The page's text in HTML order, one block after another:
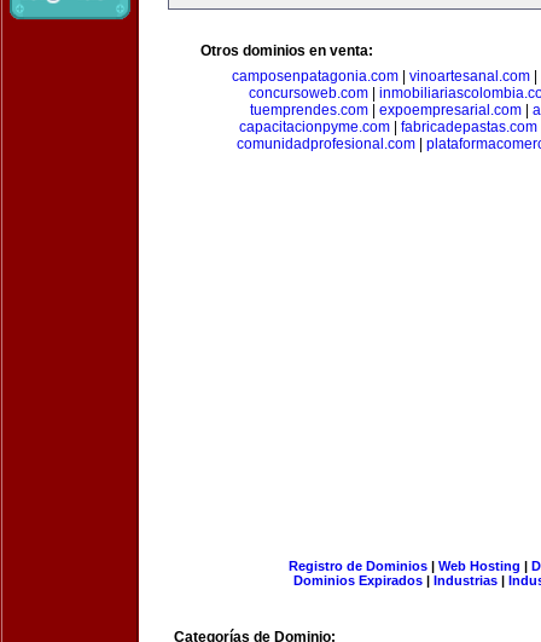
Otros dominios en venta:
camposenpatagonia.com| vinoartesanal.com|
concursoweb.com
tuemprendes.com
expoempresarial.com
capacitacionpyme.com
fabricadepastas.com
comunidadprofesional.com|
Registro de Dominios| Web Hosting |
Dominios Expirados | Industrias |
Categorías de Dominio: